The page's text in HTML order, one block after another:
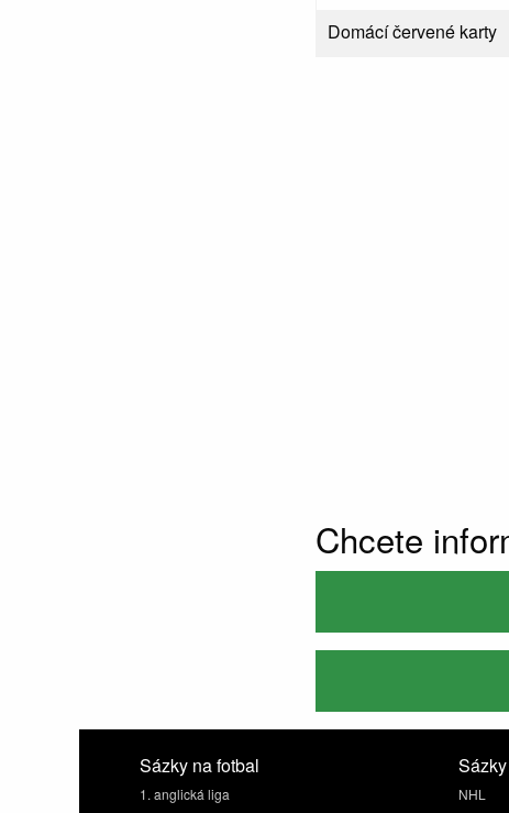
Domácí červené karty
Chcete
Sázky na fotbal
1. anglická liga
NHL